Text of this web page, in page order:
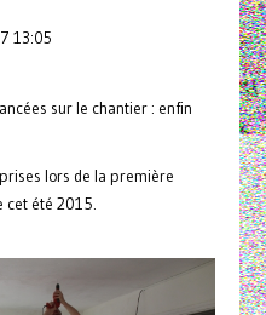
13:05
sur le chantier : enfin
lors de la première
cet été 2015.